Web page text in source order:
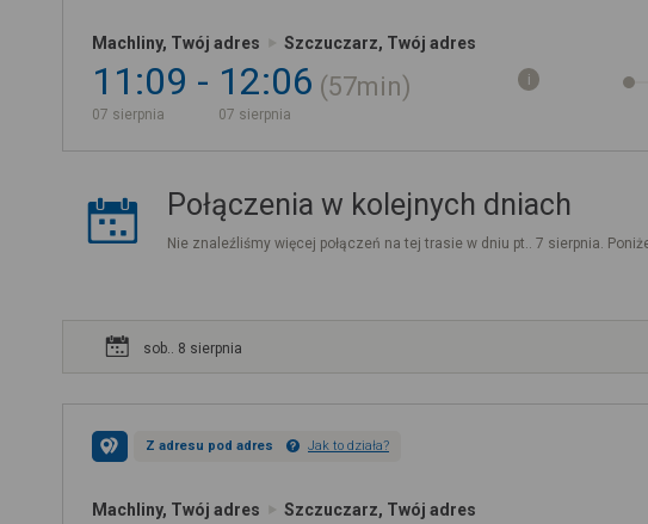
Machliny, Twój adres Szczuczarz, Twój adres
11:09
07 sierpnia
12:06
07 sierpnia
57min
Połączenia w kolejnych dniach
Nie znaleźliśmy więcej połączeń na tej trasie w dniu pt.. 7 sierpnia.
sob.. 8 sierpnia
Z adresu pod adres Jak to działa?
Machliny, Twój adres Szczuczarz, Twój adres